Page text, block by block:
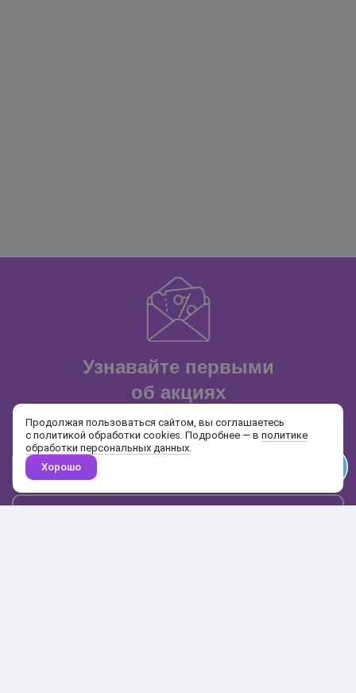
Узнавайте первыми
об акциях
и распродажах
Почта
Продолжая пользоваться сайтом, вы соглашаетесь
с политикой обработки cookies. Подробнее — в политике
обработки персональных данных.
Хорошо